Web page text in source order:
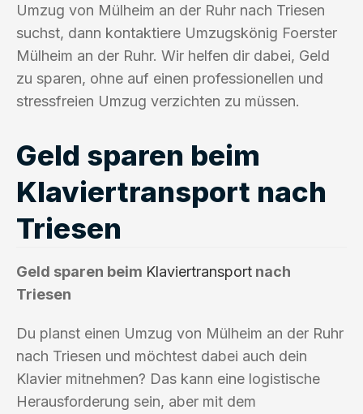
Umzug von Mülheim an der Ruhr nach Triesen
suchst, dann kontaktiere Umzugskönig Foerster
Mülheim an der Ruhr. Wir helfen dir dabei, Geld
zu sparen, ohne auf einen professionellen und
stressfreien Umzug verzichten zu müssen.
Geld sparen beim
Klaviertransport nach
Triesen
Geld sparen beim Klaviertransport nach
Triesen
Du planst einen Umzug von Mülheim an der Ruhr
nach Triesen und möchtest dabei auch dein
Klavier mitnehmen? Das kann eine logistische
Herausforderung sein, aber mit dem